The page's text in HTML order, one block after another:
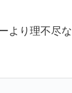
より理不尽な